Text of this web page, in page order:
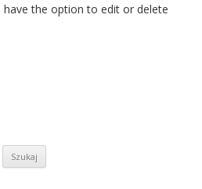
the option to edit or delete